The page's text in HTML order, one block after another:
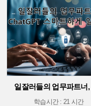
학습시간 : 21 시간